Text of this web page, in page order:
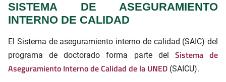
SISTEMA DE ASEGURAMIENTO
INTERNO DE CALIDAD
El Sistema de aseguramiento interno de calidad (SAIC) del
programa de doctorado forma parte del Sistema de
Aseguramiento Interno de Calidad de la UNED (SAICU).